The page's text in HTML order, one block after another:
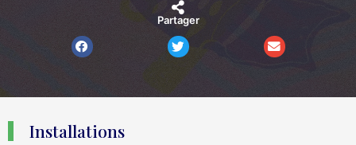
Partager
Installations